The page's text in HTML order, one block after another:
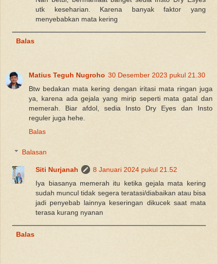
utk keseharian. Karena banyak faktor yang
menyebabkan mata kering
Balas
Matius Teguh Nugroho 30 Desember 2023 pukul 21.30
Btw bedakan mata kering dengan iritasi mata ringan juga
ya, karena ada gejala yang mirip seperti mata gatal dan
memerah. Biar afdol, sedia Insto Dry Eyes dan Insto
reguler juga hehe.
Balas
Balasan
Siti Nurjanah
8 Januari 2024 pukul 21.52
Iya biasanya memerah itu ketika gejala mata kering
sudah muncul tidak segera teratasi/diabaikan atau bisa
jadi penyebab lainnya keseringan dikucek saat mata
terasa kurang nyanan
Balas